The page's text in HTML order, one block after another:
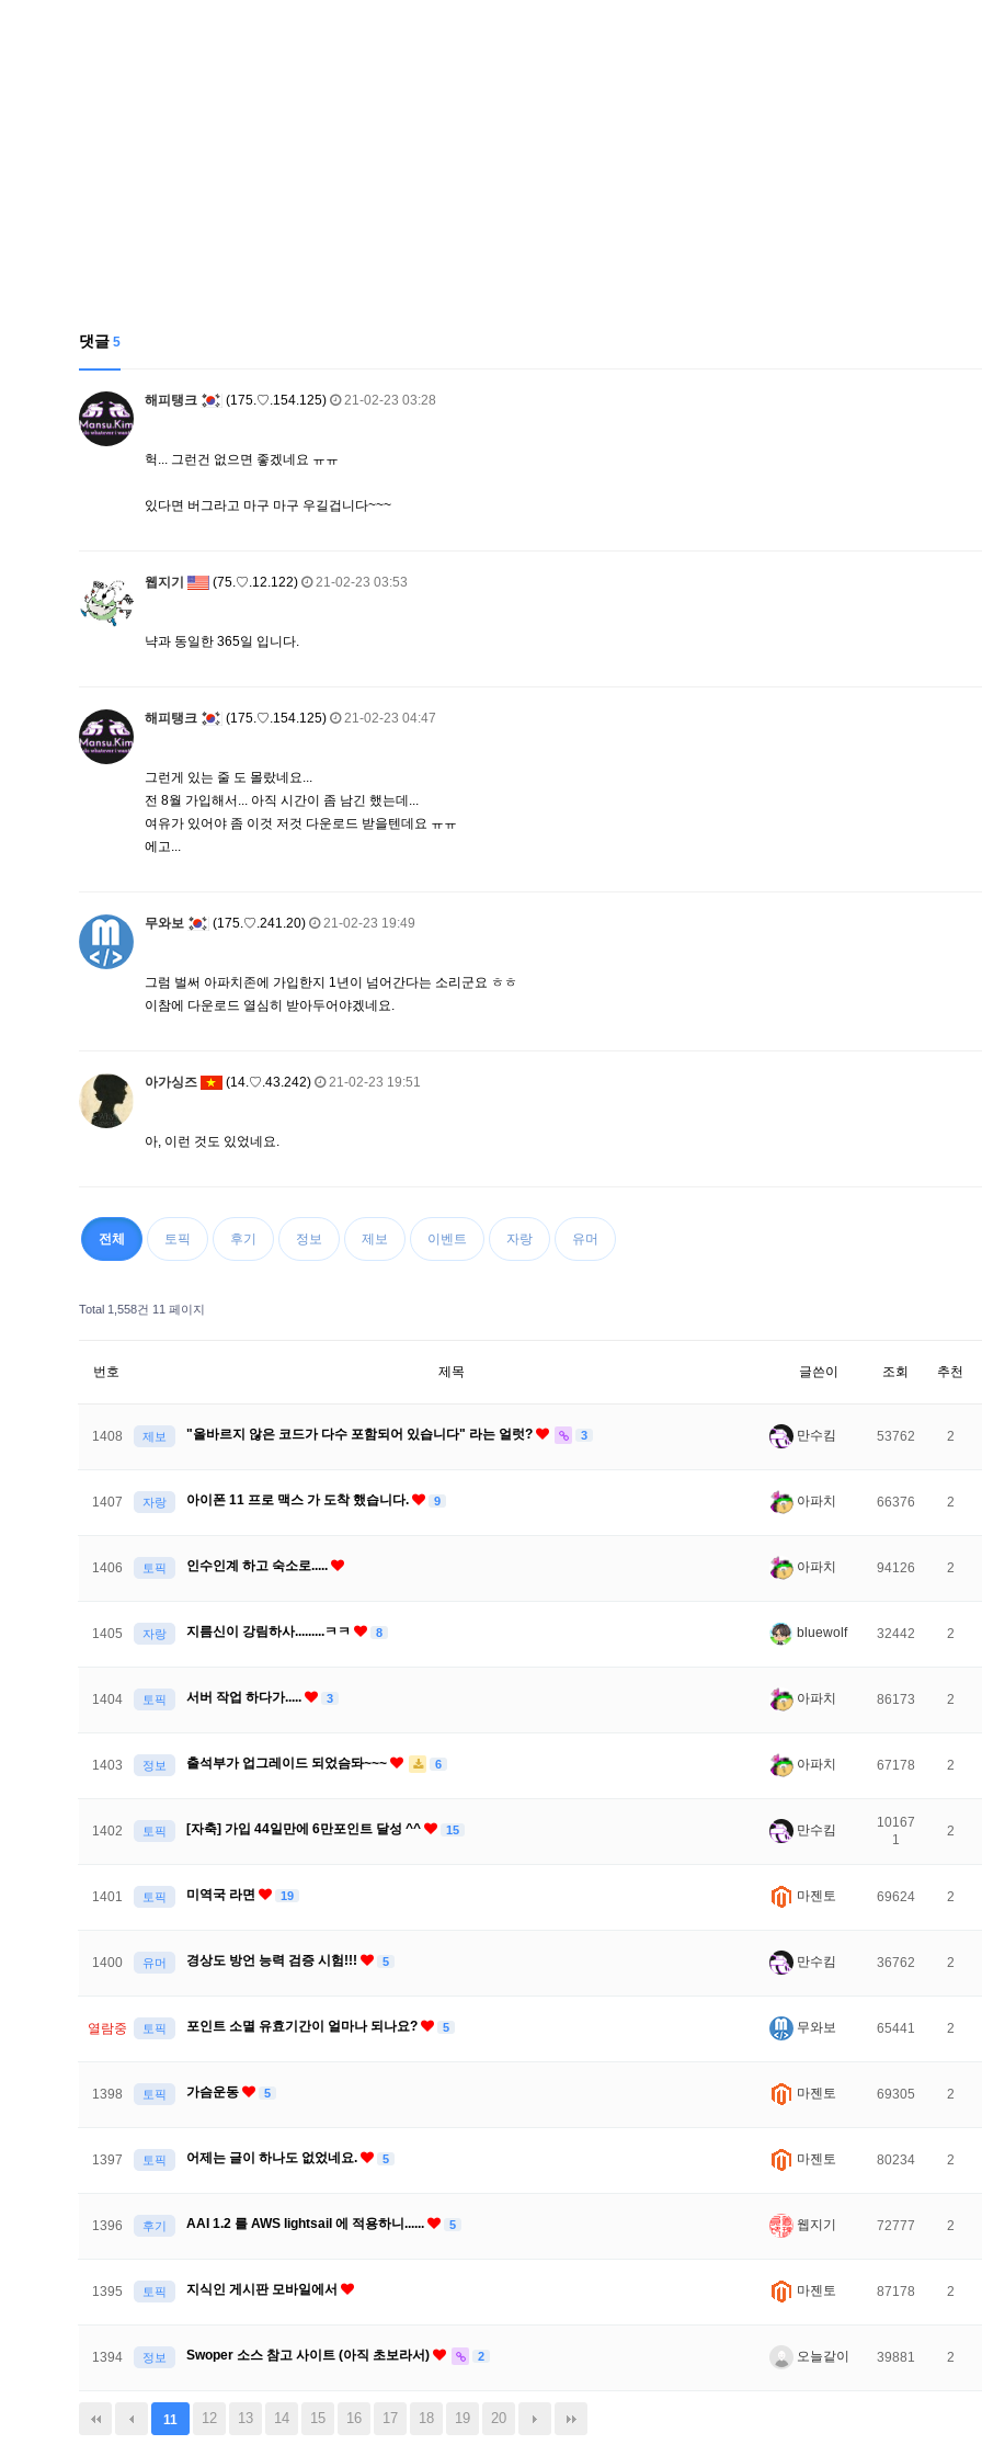
댓글 5
해피탱크 (175.♡.154.125) 21-02-23 03:28
헉... 그런건 없으면 좋겠네요 ㅠㅠ
있다면 버그라고 마구 마구 우길겁니다~~~
웹지기 (75.♡.12.122) 21-02-23 03:53
냑과 동일한 365일 입니다.
해피탱크 (175.♡.154.125) 21-02-23 04:47
그런게 있는 줄 도 몰랐네요...
전 8월 가입해서... 아직 시간이 좀 남긴 했는데...
여유가 있어야 좀 이것 저것 다운로드 받을텐데요 ㅠㅠ
에고...
무와보 (175.♡.241.20) 21-02-23 19:49
그럼 벌써 아파치존에 가입한지 1년이 넘어간다는 소리군요 ㅎㅎ
이참에 다운로드 열심히 받아두어야겠네요.
아가싱즈 (14.♡.43.242) 21-02-23 19:51
아, 이런 것도 있었네요.
전체 토픽 후기 정보 제보 이벤트 자랑 유머
Total 1,558건 11 페이지
번호 제목 글쓴이 조회 추천
1408 제보 "올바르지 않은 코드가 다수 포함되어 있습니다" 라는 얼럿? 3 만수킴 53762 2
1407 자랑 아이폰 11 프로 맥스 가 도착 했습니다. 9 아파치 66376 2
1406 토픽 인수인계 하고 숙소로..... 아파치 94126 2
1405 자랑 지름신이 강림하사.........ㅋㅋ 8 bluewolf 32442 2
1404 토픽 서버 작업 하다가..... 3 아파치 86173 2
1403 정보 출석부가 업그레이드 되었슴돠~~~ 6 아파치 67178 2
1402 토픽 [자축] 가입 44일만에 6만포인트 달성 ^^ 15 만수킴
10167
1
2
1401 토픽 미역국 라면 19 마젠토 69624 2
1400 유머 경상도 방언 능력 검증 시험!!! 5 만수킴 36762 2
열람중 토픽 포인트 소멸 유효기간이 얼마나 되나요? 5 무와보 65441 2
1398 토픽 가슴운동 5 마젠토 69305 2
1397 토픽 어제는 글이 하나도 없었네요. 5 마젠토 80234 2
1396 후기 AAI 1.2 를 AWS lightsail 에 적용하니...... 5 웹지기 72777 2
1395 토픽 지식인 게시판 모바일에서 마젠토 87178 2
1394 정보 Swoper 소스 참고 사이트 (아직 초보라서) 2 오늘같이 39881 2
11 12 13 14 15 16 17 18 19 20